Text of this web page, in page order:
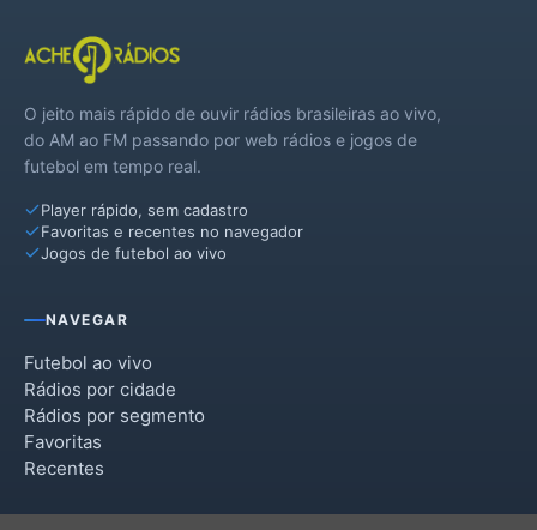
O jeito mais rápido de ouvir rádios brasileiras ao vivo,
do AM ao FM passando por web rádios e jogos de
futebol em tempo real.
Player rápido, sem cadastro
Favoritas e recentes no navegador
Jogos de futebol ao vivo
NAVEGAR
Futebol ao vivo
Rádios por cidade
Rádios por segmento
Favoritas
Recentes